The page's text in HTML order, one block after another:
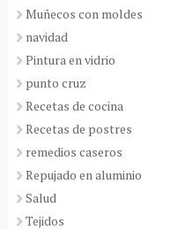
Muñecos con moldes
navidad
Pintura en vidrio
punto cruz
Recetas de cocina
Recetas de postres
remedios caseros
Repujado en aluminio
Salud
Tejidos